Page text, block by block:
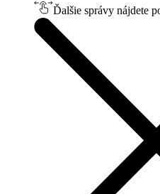
Ďalšie správy nájdete